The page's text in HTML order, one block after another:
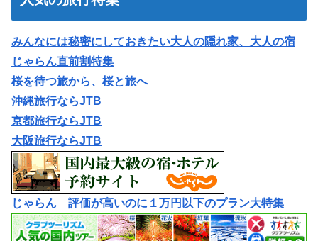
みんなには秘密にしておきたい大人の隠れ家、大人の宿
じゃらん直前割特集
桜を待つ旅から、桜と旅へ
沖縄旅行ならJTB
京都旅行ならJTB
大阪旅行ならJTB
じゃらん 評価が高いのに１万円以下のプラン大特集